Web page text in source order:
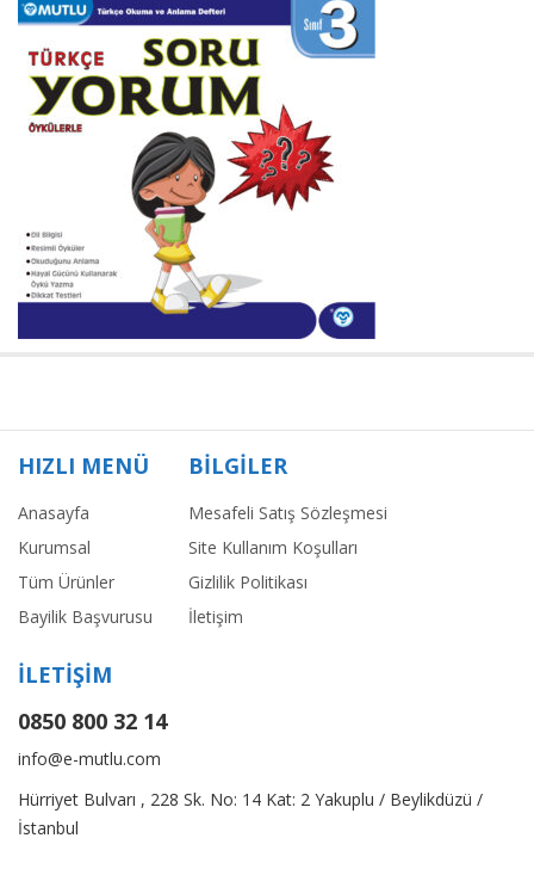
HIZLI MENÜ
Anasayfa
Kurumsal
Tüm Ürünler
Bayilik Başvurusu
BİLGİLER
Mesafeli Satış Sözleşmesi
Site Kullanım Koşulları
Gizlilik Politikası
İletişim
İLETİŞİM
0850 800 32 14
info@e-mutlu.com
Hürriyet Bulvarı , 228 Sk. No: 14 Kat: 2 Yakuplu / Beylikdüzü /
İstanbul